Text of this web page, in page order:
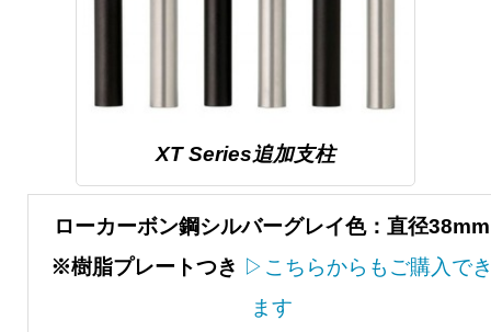
XT Series追加支柱
ローカーボン鋼シルバーグレイ色：直径38mm
※樹脂プレートつき ▷こちらからもご購入で
ます